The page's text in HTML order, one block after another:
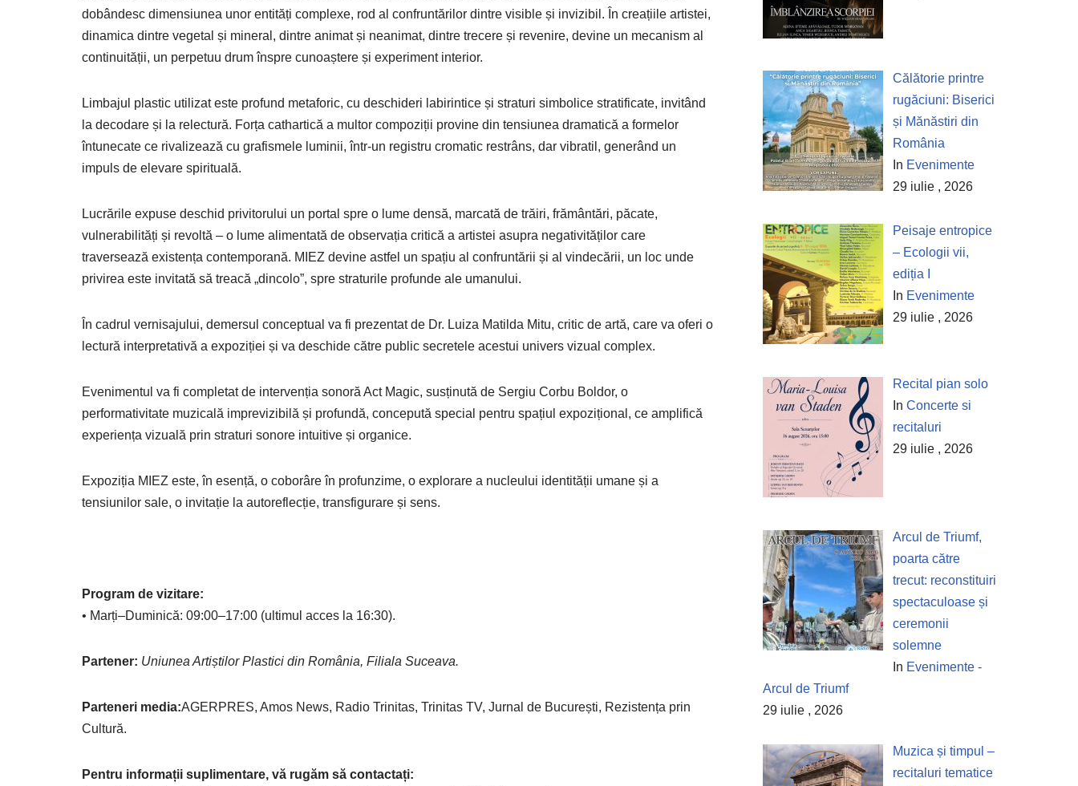
dobândesc dimensiunea unor entități complexe, rod al confruntărilor dintre visible și invizibil. În creațiile artistei,
dinamica dintre vegetal și mineral, dintre animat și neanimat, dintre trecere și revenire, devine un mecanism al
continuității, un perpetuu drum înspre cunoaștere și experiment interior.
Limbajul plastic utilizat este profund metaforic, cu deschideri labirintice și straturi simbolice stratificate, invitând
la decodare și la relectură. Forța cathartică a multor compoziții provine din tensiunea dramatică a formelor
întunecate ce rivalizează cu grafismele luminii, într-un registru cromatic restrâns, dar vibratil, generând un
impuls de elevare spirituală.
Lucrările expuse deschid privitorului un portal spre o lume densă, marcată de trăiri, frământări, păcate,
vulnerabilități și revoltă – o lume alimentată de observația critică a artistei asupra negativităților care
traversează existența contemporană. MIEZ devine astfel un spațiu al confruntării și al vindecării, un loc unde
privirea este invitată să treacă „dincolo”, spre straturile profunde ale umanului.
În cadrul vernisajului, demersul conceptual va fi prezentat de Dr. Luiza Matilda Mitu, critic de artă, care va oferi o
lectură interpretativă a expoziției și va deschide către public secretele acestui univers vizual complex.
Evenimentul va fi completat de intervenția sonoră Act Magic, susținută de Sergiu Corbu Boldor, o
performativitate muzicală imprevizibilă și profundă, concepută special pentru spațiul expozițional, ce amplifică
experiența vizuală prin straturi sonore intuitive și organice.
Expoziția MIEZ este, în esență, o coborâre în profunzime, o explorare a nucleului identității umane și a
tensiunilor sale, o invitație la autoreflecție, transfigurare și sens.
Program de vizitare:
• Marți–Duminică: 09:00–17:00 (ultimul acces la 16:30).
Partener: Uniunea Artiștilor Plastici din România, Filiala Suceava.
Parteneri media:AGERPRES, Amos News, Radio Trinitas, Trinitas TV, Jurnal de București, Rezistența prin
Cultură.
Pentru informații suplimentare, vă rugăm să contactați:
Călătorie printre
rugăciuni: Biserici
și Mănăstiri din
România
In Evenimente
29 iulie , 2026
Peisaje entropice
– Ecologii vii,
ediția I
In Evenimente
29 iulie , 2026
Recital pian solo
In Concerte si
recitaluri
29 iulie , 2026
Arcul de Triumf,
poarta către
trecut: reconstituiri
spectaculoase și
ceremonii
solemne
In Evenimente -
Arcul de Triumf
29 iulie , 2026
Muzica și timpul –
recitaluri tematice